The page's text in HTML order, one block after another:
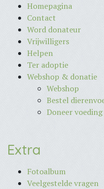
Homepagina
Contact
Word donateur
Vrijwilligers
Helpen
Ter adoptie
Webshop & donatie
Webshop
Bestel
Doneer voeding
Extra
Fotoalbum
Veelgestelde vragen